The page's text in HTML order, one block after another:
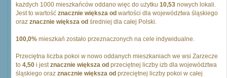
każdych 1000 mieszkańców oddano więc do użytku 10,53 nowych lokali.
Jest to wartość znacznie większa od wartości dla województwa śląskiego
oraz znacznie większa od średniej dla całej Polski.
100,0% mieszkań zostało przeznaczonych na cele indywidualne.
Przeciętna liczba pokoi w nowo oddanych mieszkaniach we wsi Zarzecze
to 4,50 i jestznacznie większa od przeciętnej liczby izb dla województwa
śląskiego oraz znacznie większa od przeciętnej liczby pokoi w całej